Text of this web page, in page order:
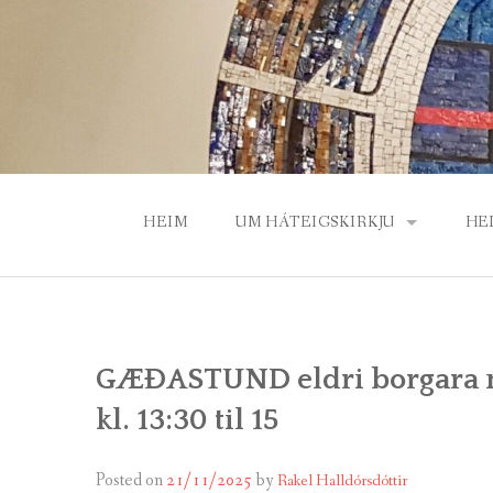
HEIM UM HÁTEIGSKIRKJU
PRESTAR OG STARFSFÓLK
SÓKNARNEFND
VILTU STYRKJA
GÆÐASTUND eldri borgara
kl. 13:30 til 15
Posted on21/11/2025by Rakel Halldórsdóttir